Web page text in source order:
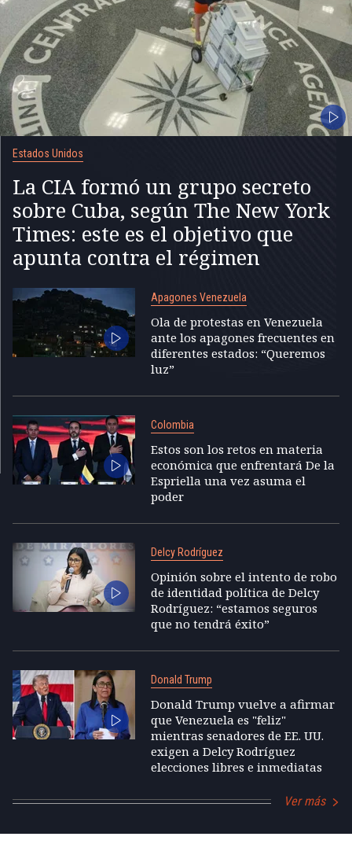
Estados Unidos
La CIA formó un grupo secreto
sobre Cuba, según The New York
Times: este es el objetivo que
apunta contra el régimen
Apagones Venezuela
Ola de protestas en Venezuela
ante los apagones frecuentes en
diferentes estados: “Queremos
luz”
Colombia
Estos son los retos en materia
económica que enfrentará De la
Espriella una vez asuma el
poder
Delcy Rodríguez
Opinión sobre el intento de robo
de identidad política de Delcy
Rodríguez: “estamos seguros
que no tendrá éxito”
Donald Trump
Donald Trump vuelve a afirmar
que Venezuela es "feliz"
mientras senadores de EE. UU.
exigen a Delcy Rodríguez
elecciones libres e inmediatas
Ver más